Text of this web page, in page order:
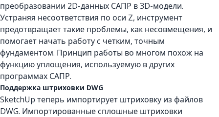
преобразовании 2D-данных САПР в 3D-модели.
Устраняя несоответствия по оси Z, инструмент
предотвращает такие проблемы, как несовмещения, и
помогает начать работу с четким, точным
фундаментом. Принцип работы во многом похож на
функцию уплощения, используемую в других
программах САПР.
Поддержка штриховки DWG
SketchUp теперь импортирует штриховку из файлов
DWG. Импортированные сплошные штриховки